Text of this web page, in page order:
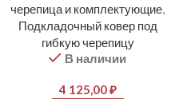
черепица и комплектующие
Подкладочный ковер под
гибкую черепицу
В наличии
4 125,00₽